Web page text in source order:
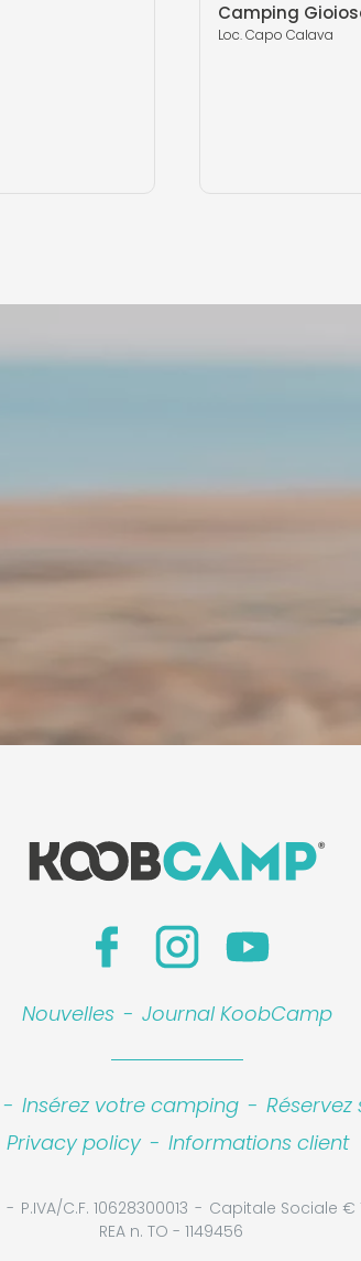
Camping
Loc. Capo Calava
Nouvelles - Journal KoobCamp
- Insérez votre camping -
Privacy policy - Informations client
P.IVA/C.F. 10628300013 Capitale Sociale €
REA n. TO - 1149456